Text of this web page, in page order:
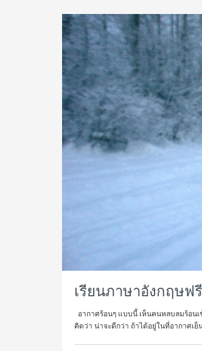
เรียนภาษาอังกฤษฟ
อากาศร้อนๆ แบบนี้ เห็นคนหลบลมร้อน
คิดว่า น่าจะดีกว่า ถ้าได้อยู่ในที่อากาศเย็